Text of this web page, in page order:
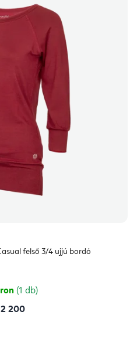
felső 3/4 ujjú bordó
(1 db)
200